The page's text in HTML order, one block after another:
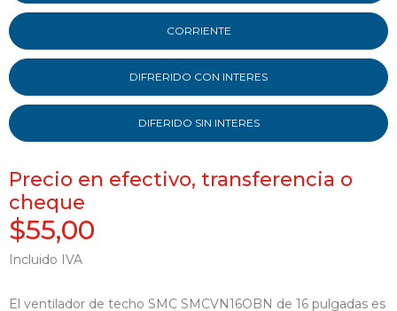
CORRIENTE
DIFRERIDO CON INTERES
DIFERIDO SIN INTERES
Precio en efectivo, transferencia o
cheque
$55,00
Incluido IVA
El ventilador de techo SMC SMCVN16OBN de 16 pulgadas es